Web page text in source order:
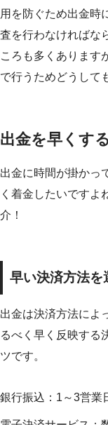
用を防ぐため出金時
査を行わなければな
ころも多くあります
で行うためどうして
出金を早くす
出金に時間が掛かっ
く着金したいですよ
介！
早い決済方法を
出金は決済方法によ
るべく早く反映する
ツです。
銀行振込：1～3営業